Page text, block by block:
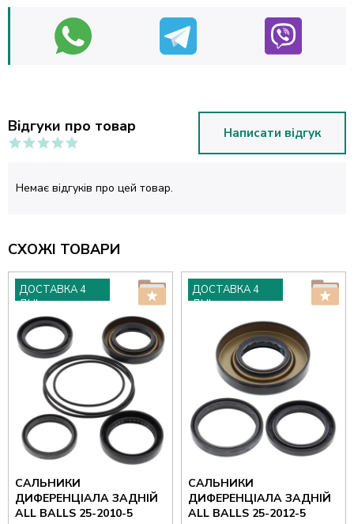
Відгуки про товар Написати відгук
Немає відгуків про цей товар.
СХОЖІ ТОВАРИ
ДОСТАВКА 4
ДНІ
САЛЬНИКИ
ДИФЕРЕНЦІАЛА ЗАДНІЙ
ALL BALLS 25-2010-5
ДОСТАВКА 4
ДНІ
САЛЬНИКИ
ДИФЕРЕНЦІАЛА ЗАДНІЙ
ALL BALLS 25-2012-5